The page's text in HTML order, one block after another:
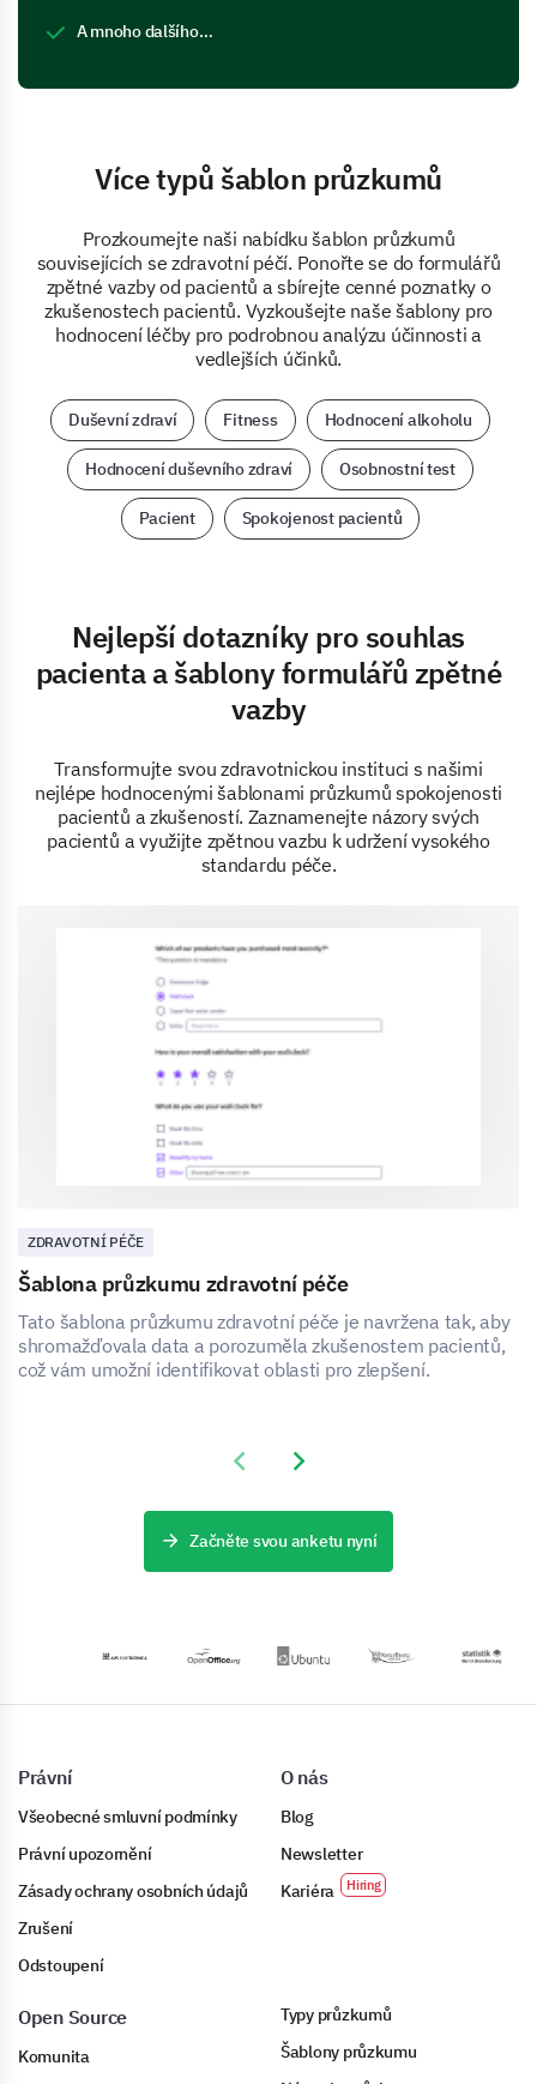
A mnoho dalšího…
Více typů šablon průzkumů
Prozkoumejte naši nabídku šablon průzkumů
souvisejících se zdravotní péčí. Ponořte se do formulářů
zpětné vazby od pacientů a sbírejte cenné poznatky o
zkušenostech pacientů. Vyzkoušejte naše šablony pro
hodnocení léčby pro podrobnou analýzu účinnosti a
vedlejších účinků.
Duševní zdraví Fitness Hodnocení alkoholu
Hodnocení duševního zdraví Osobnostní test
Pacient Spokojenost pacientů
Nejlepší dotazníky pro souhlas
pacienta a šablony formulářů zpětné
vazby
Transformujte svou zdravotnickou instituci s našimi
nejlépe hodnocenými šablonami průzkumů spokojenosti
pacientů a zkušeností. Zaznamenejte názory svých
pacientů a využijte zpětnou vazbu k udržení vysokého
standardu péče.
ZDRAVOTNÍ PÉČE
Šablona průzkumu zdravotní péče
Tato šablona průzkumu zdravotní péče je navržena tak, aby
shromažďovala data a porozuměla zkušenostem pacientů,
což vám umožní identifikovat oblasti pro zlepšení.
Previous slide
Next slide
Začněte svou anketu nyní
Právní
Všeobecné smluvní podmínky
Právní upozornění
Zásady ochrany osobních údajů
Zrušení
Odstoupení
O nás
Blog
Newsletter
Kariéra
Open Source
Komunita
Typy průzkumů
Šablony průzkumu